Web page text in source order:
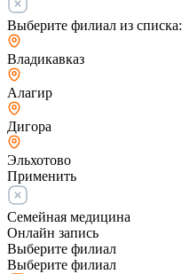
Выберите филиал из списка:
Владикавказ
Алагир
Дигора
Эльхотово
Применить
Семейная медицина
Онлайн запись
Выберите филиал
Выберите филиал